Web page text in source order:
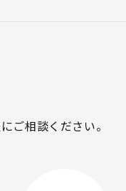
ご相談ください。